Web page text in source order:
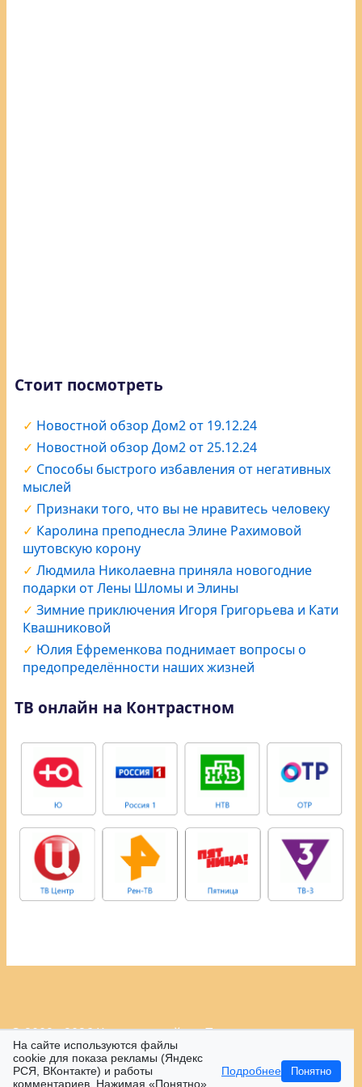
Стоит посмотреть
Новостной обзор Дом2 от 19.12.24
Новостной обзор Дом2 от 25.12.24
Способы быстрого избавления от негативных
мыслей
Признаки того, что вы не нравитесь человеку
Каролина преподнесла Элине Рахимовой
шутовскую корону
Людмила Николаевна приняла новогодние
подарки от Лены Шломы и Элины
Зимние приключения Игоря Григорьева и Кати
Квашниковой
Юлия Ефременкова поднимает вопросы о
предопределённости наших жизней
ТВ онлайн на Контрастном
© 2009 - 2026 Контрастный.ру.Политика
конфиденциальности.
На сайте используются файлы
cookie для показа рекламы (Яндекс
РСЯ, ВКонтакте) и работы
комментариев. Нажимая «Понятно»,
Подробнее Понятно